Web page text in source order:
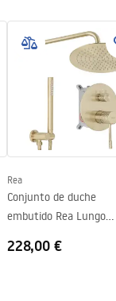
Rea
Conjunto de duche
embutido Rea Lungo
228,00 €